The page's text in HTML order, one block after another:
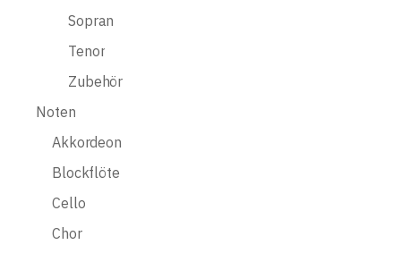
Sopran
Tenor
Zubehör
Noten
Akkordeon
Blockflöte
Cello
Chor